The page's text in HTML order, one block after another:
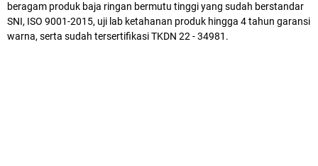
beragam produk baja ringan bermutu tinggi yang sudah berstandar
SNI, ISO 9001-2015, uji lab ketahanan produk hingga 4 tahun garansi
warna, serta sudah tersertifikasi TKDN 22 - 34981.